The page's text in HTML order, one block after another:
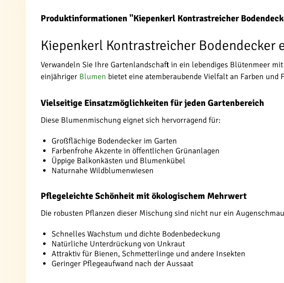
Produktinformationen "Kiepenkerl Kontrastreicher
Kiepenkerl Kontrastreicher
Verwandeln Sie Ihre Gartenlandschaft in ein lebendiges Blütenmeer
einjähriger Blumen bietet eine atemberaubende Vielfalt an Farben
Vielseitige Einsatzmöglichkeiten für jeden Gartenbereich
Diese Blumenmischung eignet sich hervorragend für:
Großflächige Bodendecker im Garten
Farbenfrohe Akzente in öffentlichen Grünanlagen
Üppige Balkonkästen und Blumenkübel
Naturnahe Wildblumenwiesen
Pflegeleichte Schönheit mit ökologischem Mehrwert
Die robusten Pflanzen dieser Mischung sind nicht nur ein
Schnelles Wachstum und dichte Bodenbedeckung
Natürliche Unterdrückung von Unkraut
Attraktiv für Bienen, Schmetterlinge und andere Insekten
Geringer Pflegeaufwand nach der Aussaat